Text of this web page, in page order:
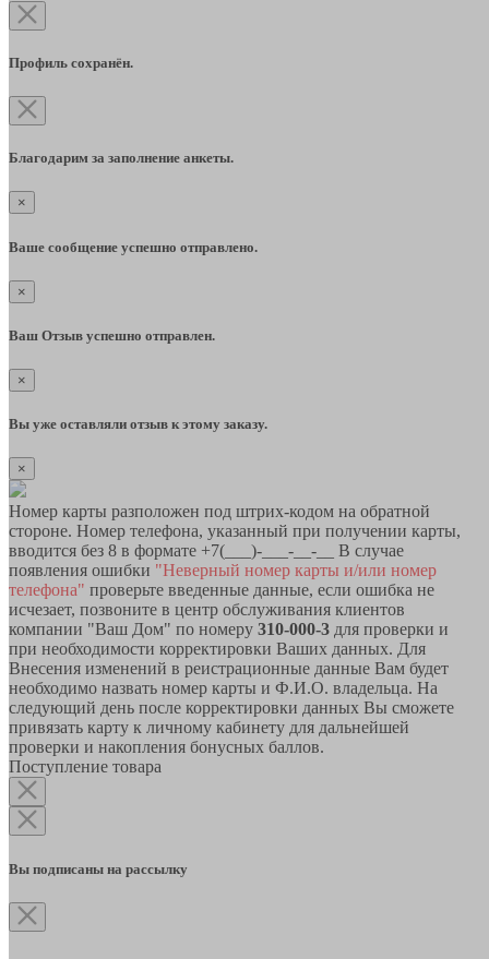
Профиль сохранён.
Благодарим за заполнение анкеты.
×
Ваше сообщение успешно отправлено.
×
Ваш Отзыв успешно отправлен.
×
Вы уже оставляли отзыв к этому заказу.
×
Номер карты разположен под штрих-кодом на обратной
стороне. Номер телефона, указанный при получении карты,
вводится без 8 в формате +7(___)-___-__-__ В случае
появления ошибки "Неверный номер карты и/или номер
телефона" проверьте введенные данные, если ошибка не
исчезает, позвоните в центр обслуживания клиентов
компании "Ваш Дом" по номеру 310-000-3 для проверки и
при необходимости корректировки Ваших данных. Для
Внесения изменений в реистрационные данные Вам будет
необходимо назвать номер карты и Ф.И.О. владельца. На
следующий день после корректировки данных Вы сможете
привязать карту к личному кабинету для дальнейшей
проверки и накопления бонусных баллов.
Поступление товара
Вы подписаны на рассылку